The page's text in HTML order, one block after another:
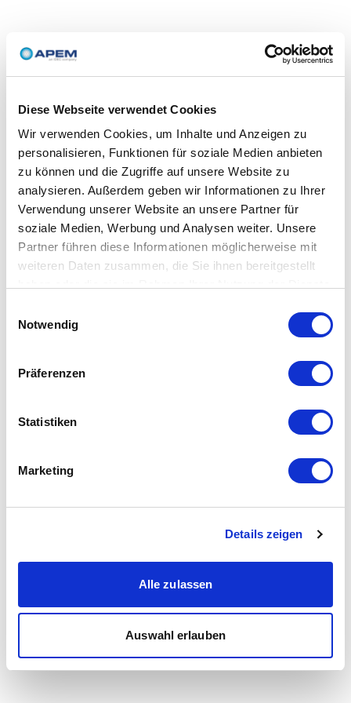
Diese Webseite verwendet Cookies
Wir verwenden Cookies, um Inhalte und Anzeigen zu
personalisieren, Funktionen für soziale Medien anbieten
zu können und die Zugriffe auf unsere Website zu
analysieren. Außerdem geben wir Informationen zu Ihrer
Verwendung unserer Website an unsere Partner für
soziale Medien, Werbung und Analysen weiter. Unsere
Partner führen diese Informationen möglicherweise mit
weiteren Daten zusammen, die Sie ihnen bereitgestellt
Notwendig
Präferenzen
Statistiken
Marketing
Details zeigen
Alle zulassen
Auswahl erlauben